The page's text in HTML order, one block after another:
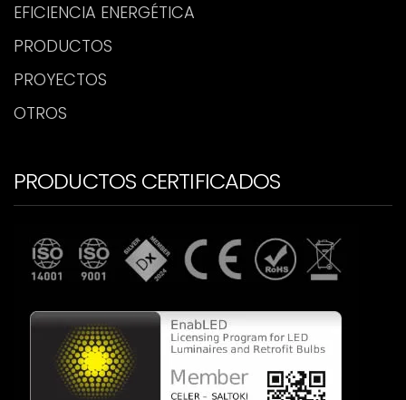
EFICIENCIA ENERGÉTICA
PRODUCTOS
PROYECTOS
OTROS
PRODUCTOS CERTIFICADOS